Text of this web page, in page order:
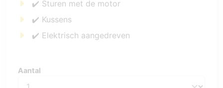
✔️ Sturen met de motor
✔️ Kussens
✔️ Elektrisch aangedreven
Aantal